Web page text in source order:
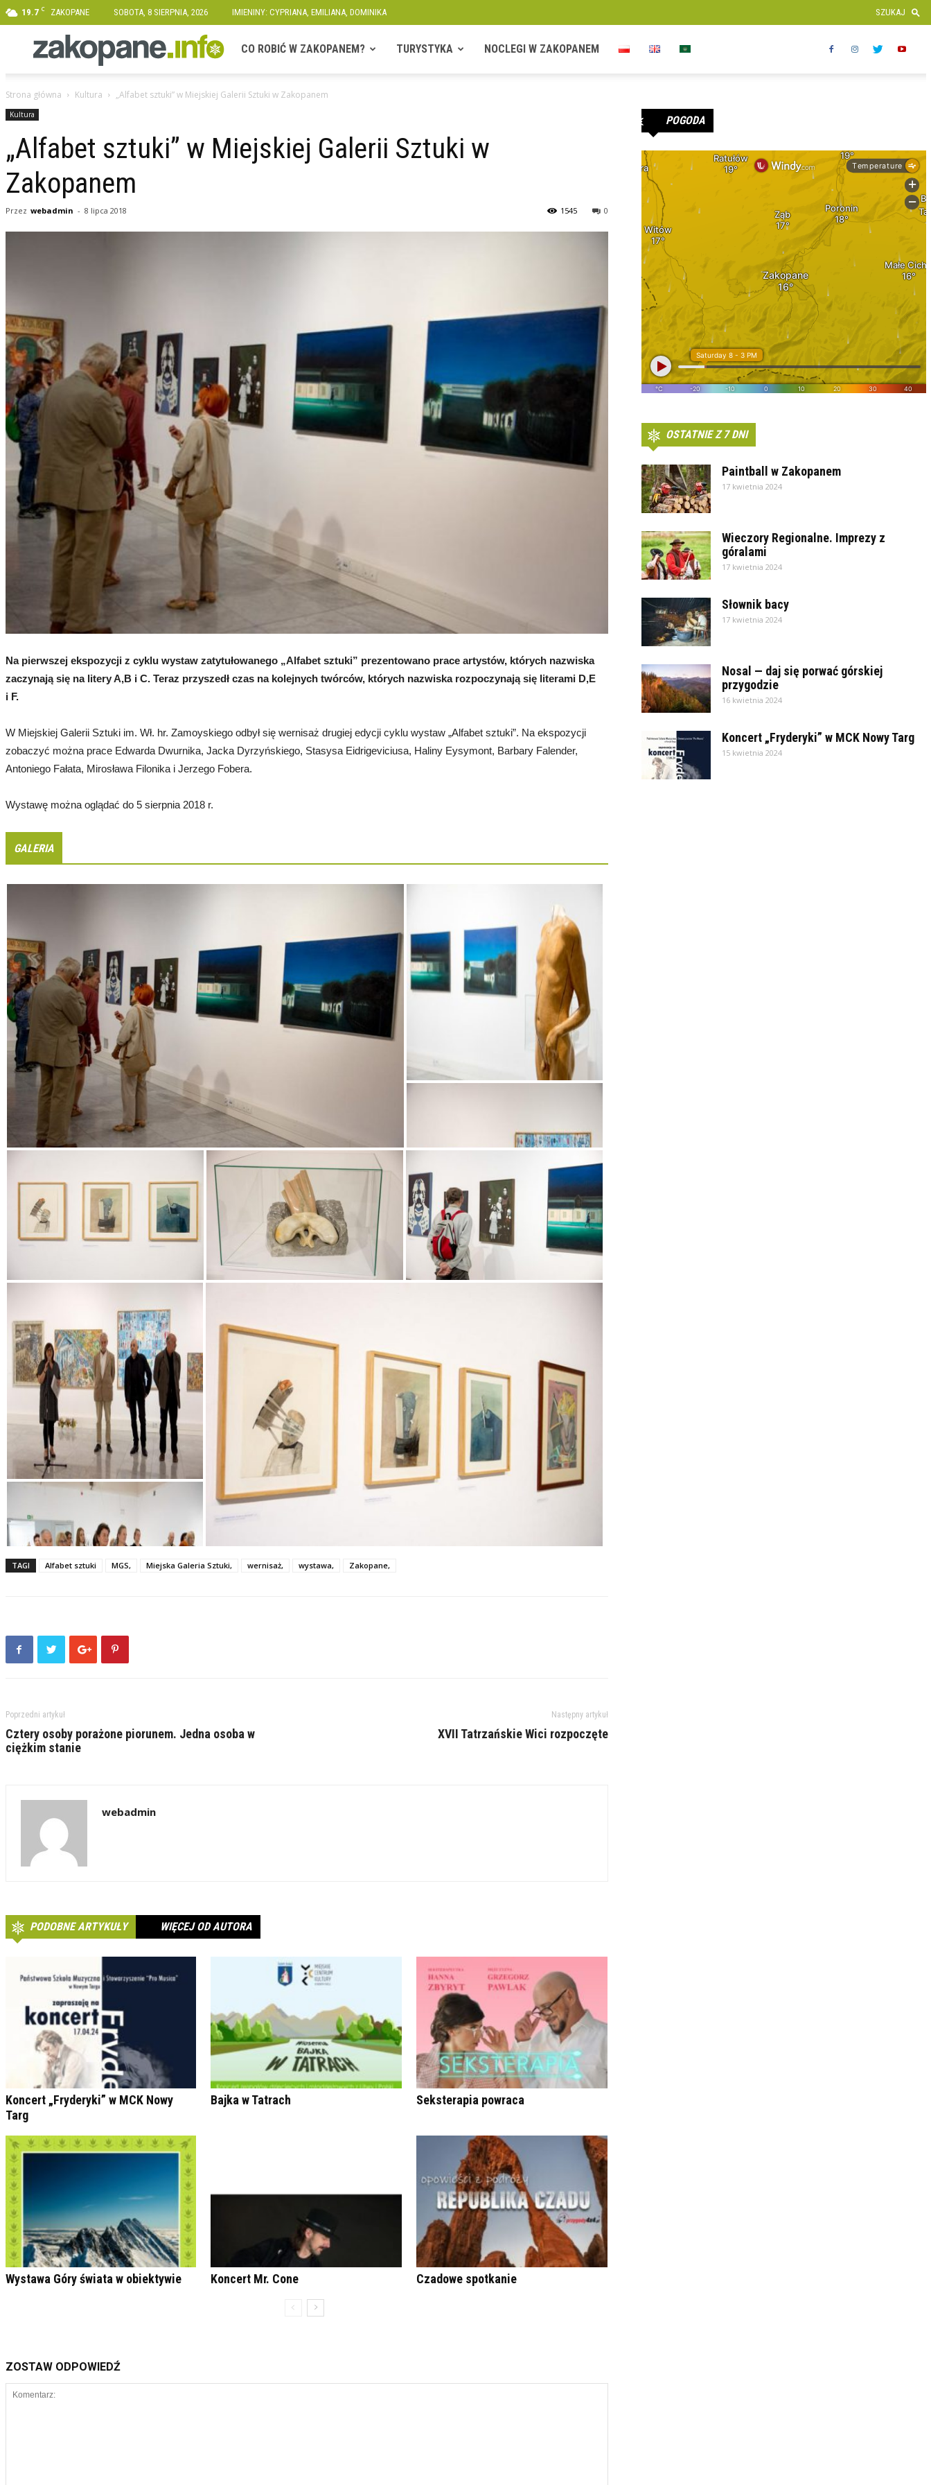
19.7 C ZAKOPANE SOBOTA, 8 SIERPNIA, 2026 IMIENINY: CYPRIANA, EMILIANA, DOMINIKA
Zakopane.info
CO ROBIĆ W ZAKOPANEM? TURYSTYKA NOCLEGI W ZAKOPANEM
Strona główna Kultura „Alfabet sztuki” w Miejskiej Galerii Sztuki w Zakopanem
Kultura
„Alfabet sztuki” w Miejskiej Galerii Sztuki w
Zakopanem
Przez webadmin - 8 lipca 2018 0
1545
Na pierwszej ekspozycji z cyklu wystaw zatytułowanego „Alfabet sztuki” prezentowano prace artystów, których nazwiska
zaczynają się na litery A,B i C. Teraz przyszedł czas na kolejnych twórców, których nazwiska rozpoczynają się literami D,E
i F.
W Miejskiej Galerii Sztuki im. Wł. hr. Zamoyskiego odbył się wernisaż drugiej edycji cyklu wystaw „Alfabet sztuki”. Na ekspozycji
zobaczyć można prace Edwarda Dwurnika, Jacka Dyrzyńskiego, Stasysa Eidrigeviciusa, Haliny Eysymont, Barbary Falender,
Antoniego Fałata, Mirosława Filonika i Jerzego Fobera.
Wystawę można oglądać do 5 sierpnia 2018 r.
GALERIA
TAGI Alfabet sztuki MGS, Miejska Galeria Sztuki, wernisaż, wystawa, Zakopane,
Poprzedni artykuł
Cztery osoby porażone piorunem. Jedna osoba w
ciężkim stanie
Następny artykuł
XVII Tatrzańskie Wici rozpoczęte
webadmin
PODOBNE ARTYKUŁY WIĘCEJ OD AUTORA
Koncert „Fryderyki” w MCK Nowy
Targ
Bajka w Tatrach Seksterapia powraca
Wystawa Góry świata w obiektywie Koncert Mr. Cone Czadowe spotkanie
ZOSTAW ODPOWIEDŹ
POGODA
OSTATNIE Z 7 DNI
Paintball w Zakopanem
17 kwietnia 2024
Wieczory Regionalne. Imprezy z
góralami
17 kwietnia 2024
Słownik bacy
17 kwietnia 2024
Nosal — daj się porwać górskiej
przygodzie
16 kwietnia 2024
Koncert „Fryderyki” w MCK Nowy Targ
15 kwietnia 2024